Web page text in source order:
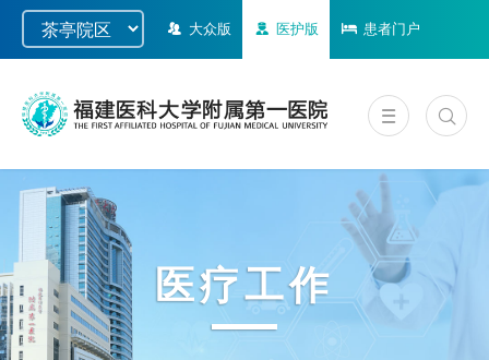
大众版 医护版 患者门户
医疗工作